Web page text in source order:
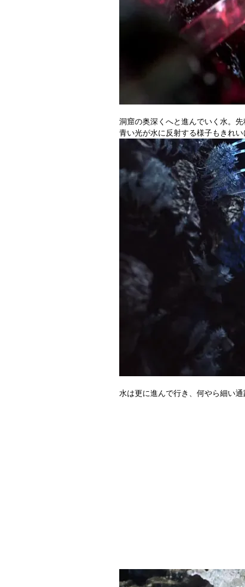
洞窟の奥深くへと進んでいく水。
青い光が水に反射する様子もきれい
水は更に進んで行き、何やら細い通